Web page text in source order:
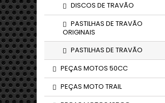
DISCOS DE TRAVÃO
PASTILHAS DE TRAVÃO
ORIGINAIS
PASTILHAS DE TRAVÃO
PEÇAS MOTOS 50CC
PEÇAS MOTO TRAIL